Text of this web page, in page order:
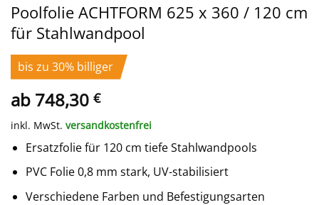
Poolfolie ACHTFORM 625 x 360 / 120 cm
für Stahlwandpool
bis zu 30% billiger
ab 748,30 €
inkl. MwSt. versandkostenfrei
Ersatzfolie für 120 cm tiefe Stahlwandpools
PVC Folie 0,8 mm stark, UV-stabilisiert
Verschiedene Farben und Befestigungsarten